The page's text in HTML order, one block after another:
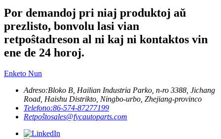
Por demandoj pri niaj produktoj aŭ
prezlisto, bonvolu lasi vian
retpoŝtadreson al ni kaj ni kontaktos vin
ene de 24 horoj.
Enketo Nun
Adreso:Bloko B, Hailian Industria Parko, n-ro 3388, Jichang
Road, Haishu Distrikto, Ningbo-urbo, Zhejiang-provinco
Telefono:86-574-87277199
Retpoŝtosales@fycautoparts.com